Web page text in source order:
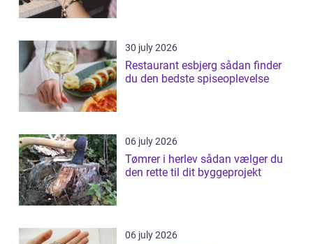
30 july 2026
Restaurant esbjerg sådan finder
du den bedste spiseoplevelse
06 july 2026
Tømrer i herlev sådan vælger du
den rette til dit byggeprojekt
06 july 2026